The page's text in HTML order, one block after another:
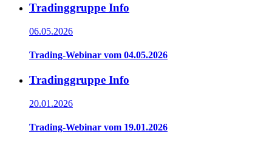
Tradinggruppe Info
06.05.2026
Trading-Webinar vom 04.05.2026
Tradinggruppe Info
20.01.2026
Trading-Webinar vom 19.01.2026